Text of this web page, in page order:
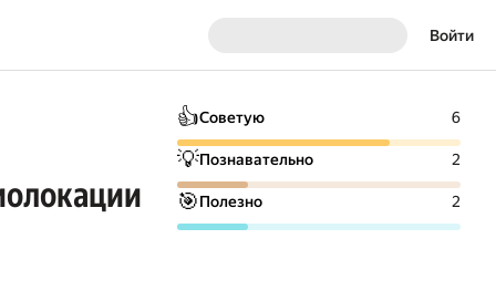
Войти
👍Советую 6
💡Познавательно 2
🎯Полезно 2